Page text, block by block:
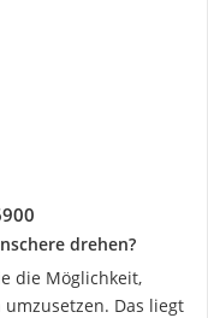
drehen?
die Möglichkeit,
Das liegt